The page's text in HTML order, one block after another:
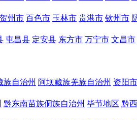
贺州市 百色市 玉林市 贵港市 钦州市
屯昌县 定安县 东方市 万宁市 文昌市
族自治州 阿坝藏族羌族自治州 资阳市
黔东南苗族侗族自治州 毕节地区 黔